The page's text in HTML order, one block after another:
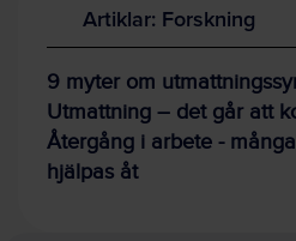
Artiklar: Forskning
9 myter om
Utmattning – det går att
Återgång i arbete -
hjälpas åt